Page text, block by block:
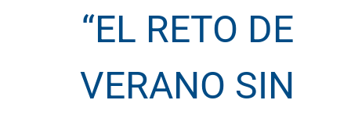
“EL RETO DE
VERANO SIN